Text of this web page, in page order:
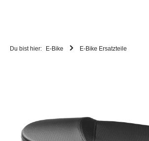
Du bist hier: E-Bike E-Bike Ersatzteile